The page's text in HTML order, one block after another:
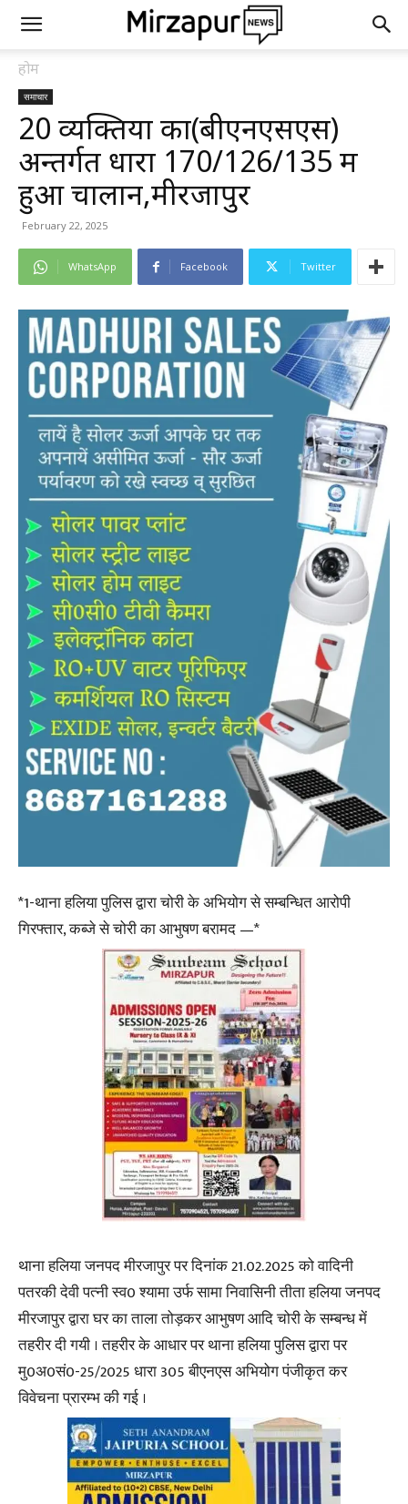
होम
समाचार
20 व्यक्तियों का(बीएनएसएस)
अन्तर्गत धारा 170/126/135 में
हुआ चालान,मीरजापुर
February 22, 2025
WhatsApp Facebook Twitter
*1-थाना हलिया पुलिस द्वारा चोरी के अभियोग से सम्बन्धित आरोपी
गिरफ्तार, कब्जे से चोरी का आभुषण बरामद —*
थाना हलिया जनपद मीरजापुर पर दिनांक 21.02.2025 को वादिनी
पतरकी देवी पत्नी स्व0 श्यामा उर्फ सामा निवासिनी तीता हलिया जनपद
मीरजापुर द्वारा घर का ताला तोड़कर आभुषण आदि चोरी के सम्बन्ध में
तहरीर दी गयी । तहरीर के आधार पर थाना हलिया पुलिस द्वारा पर
मु0अ0सं0-25/2025 धारा 305 बीएनएस अभियोग पंजीकृत कर
विवेचना प्रारम्भ की गई ।